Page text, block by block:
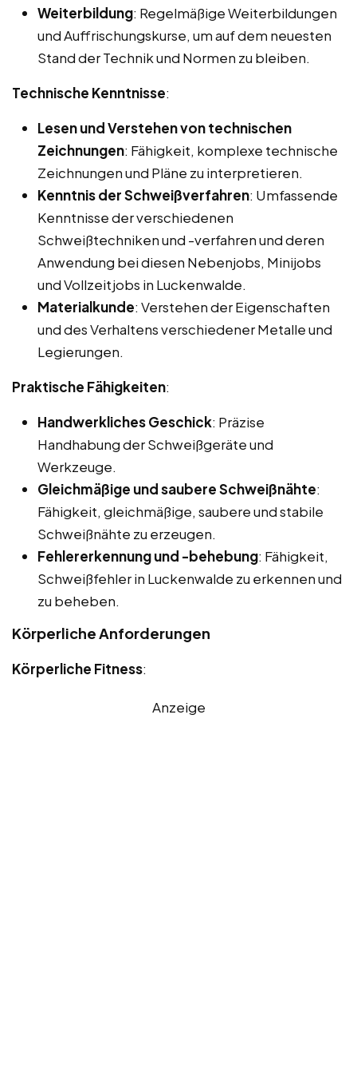
Weiterbildung: Regelmäßige Weiterbildungen
und Auffrischungskurse, um auf dem neuesten
Stand der Technik und Normen zu bleiben.
Technische Kenntnisse:
Lesen und Verstehen von technischen
Zeichnungen: Fähigkeit, komplexe technische
Zeichnungen und Pläne zu interpretieren.
Kenntnis der Schweißverfahren: Umfassende
Kenntnisse der verschiedenen
Schweißtechniken und -verfahren und deren
Anwendung bei diesen Nebenjobs, Minijobs
und Vollzeitjobs in Luckenwalde.
Materialkunde: Verstehen der Eigenschaften
und des Verhaltens verschiedener Metalle und
Legierungen.
Praktische Fähigkeiten:
Handwerkliches Geschick: Präzise
Handhabung der Schweißgeräte und
Werkzeuge.
Gleichmäßige und saubere Schweißnähte:
Fähigkeit, gleichmäßige, saubere und stabile
Schweißnähte zu erzeugen.
Fehlererkennung und -behebung: Fähigkeit,
Schweißfehler in Luckenwalde zu erkennen und
zu beheben.
Körperliche Anforderungen
Körperliche Fitness:
Anzeige